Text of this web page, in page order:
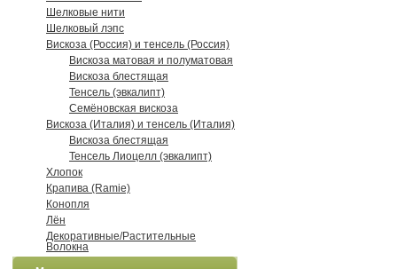
Шелковые нити
Шелковый лэпс
Вискоза (Россия) и тенсель (Россия)
Вискоза матовая и полуматовая
Вискоза блестящая
Тенсель (эвкалипт)
Семёновская вискоза
Вискоза (Италия) и тенсель (Италия)
Вискоза блестящая
Тенсель Лиоцелл (эвкалипт)
Хлопок
Крапива (Ramie)
Конопля
Лён
Декоративные/Растительные
Волокна